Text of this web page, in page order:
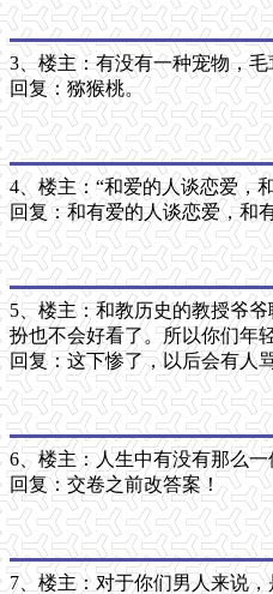
3、楼主：有没有一种宠物，
回复：猕猴桃。
4、楼主：“和爱的人谈恋爱，
回复：和有爱的人谈恋爱，和
5、楼主：和教历史的教授爷
扮也不会好看了。所以你们年
回复：这下惨了，以后会有人
6、楼主：人生中有没有那么
回复：交卷之前改答案！
7、楼主：对于你们男人来说